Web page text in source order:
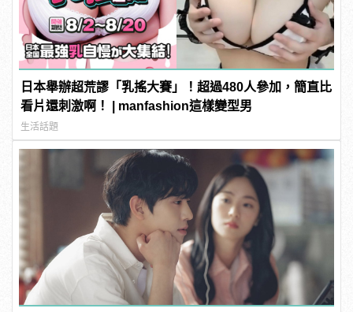
日本舉辦超荒謬「乳搖大賽」！超過480人參加，簡直比
看片還刺激啊！ | manfashion這樣變型男
生活話題